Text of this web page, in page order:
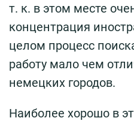
т. к. в этом месте
концентрация
целом процесс
работу мало чем
немецких городов.
Наиболее хорошо в